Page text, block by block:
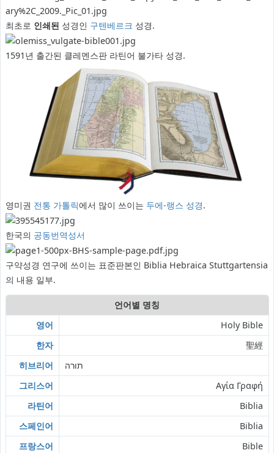
최초로 인쇄된 성경인 구텐베르크 성경.
1591년 출간된 클레멘스판 라틴어 불가타 성경.
영미권 전통 가톨릭에서 많이 쓰이는 두에-랭스 성경.
한국의 공동번역성서
구약성경 연구에 쓰이는 표준판본인 Biblia Hebraica Stuttgartensia
의 내용 일부.
언어별 명칭
영어
Holy Bible
한자
聖經
히브리어
תורה
그리스어
Αγία Γραφή
라틴어
Biblia
스페인어
Biblia
프랑스어
Bible